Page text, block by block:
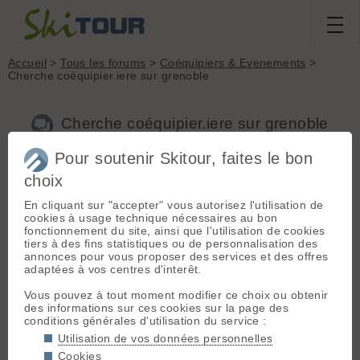
Accueil >Tous les forums > Coéquipiers & Evenements >
Cherche coéquipier.iere sur grenoble
Cherche coéquipier.iere sur grenoble
Nouveau sujet
Voir tous les sujets Chercher Archives
O
olivierhamelin1[14posts] - Le 15/02/2022 07:28
Salut a tous
De Grenoble, je cherche une ou des personnes pour des
prochaine (du 21 février au 27). Je fais pas mal de petits
trails, du ski de fond donc pas de problème pour du 1300m de
dénivelé mais pas du très raide
Bonne journée
Olivier
Pour soutenir Skitour, faites le bon
choix
En cliquant sur "accepter" vous autorisez l'utilisation de
cookies à usage technique nécessaires au bon
fonctionnement du site, ainsi que l'utilisation de cookies
tiers à des fins statistiques ou de personnalisation des
annonces pour vous proposer des services et des offres
adaptées à vos centres d'interêt.
Vous pouvez à tout moment modifier ce choix ou obtenir
des informations sur ces cookies sur la page des
conditions générales d'utilisation du service :
Utilisation de vos données personnelles
Cookies